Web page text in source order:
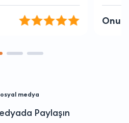
medya
Paylaşın